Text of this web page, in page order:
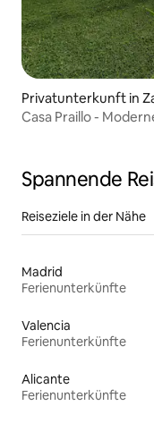
Privatunterkunft in
Casa Praillo -
Spannende
Reiseziele in der Nähe
Madrid
Ferienunterkünfte
Valencia
Ferienunterkünfte
Alicante
Ferienunterkünfte